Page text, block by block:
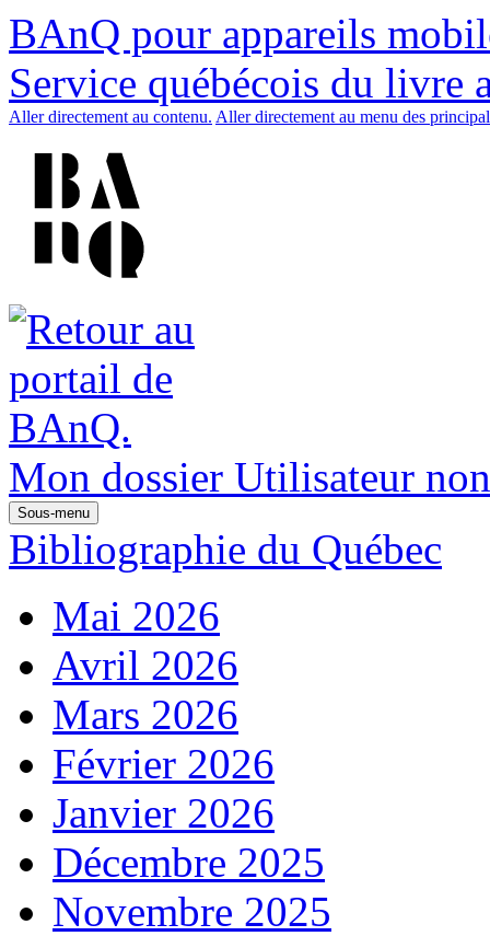
BAnQ pour appareils
Service québécois du livre
Aller directement au contenu. Aller directement au menu des
Mon dossier Utilisateur
Sous-menu
Bibliographie du Québec
Mai 2026
Avril 2026
Mars 2026
Février 2026
Janvier 2026
Décembre 2025
Novembre 2025